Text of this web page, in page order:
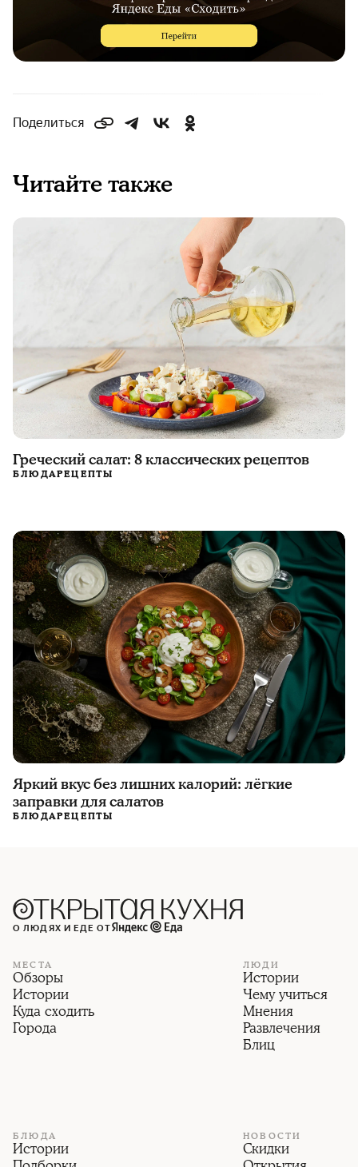
Поделиться
Читайте также
Греческий салат: 8 классических рецептов
БЛЮДАРЕЦЕПТЫ
Яркий вкус без лишних калорий: лёгкие
заправки для салатов
БЛЮДАРЕЦЕПТЫ
О ЛЮДЯХ И ЕДЕ ОТ
МЕСТА
Обзоры
Истории
Куда сходить
Города
ЛЮДИ
Истории
Чему учиться
Мнения
Развлечения
Блиц
БЛЮДА
Истории
НОВОСТИ
Скидки